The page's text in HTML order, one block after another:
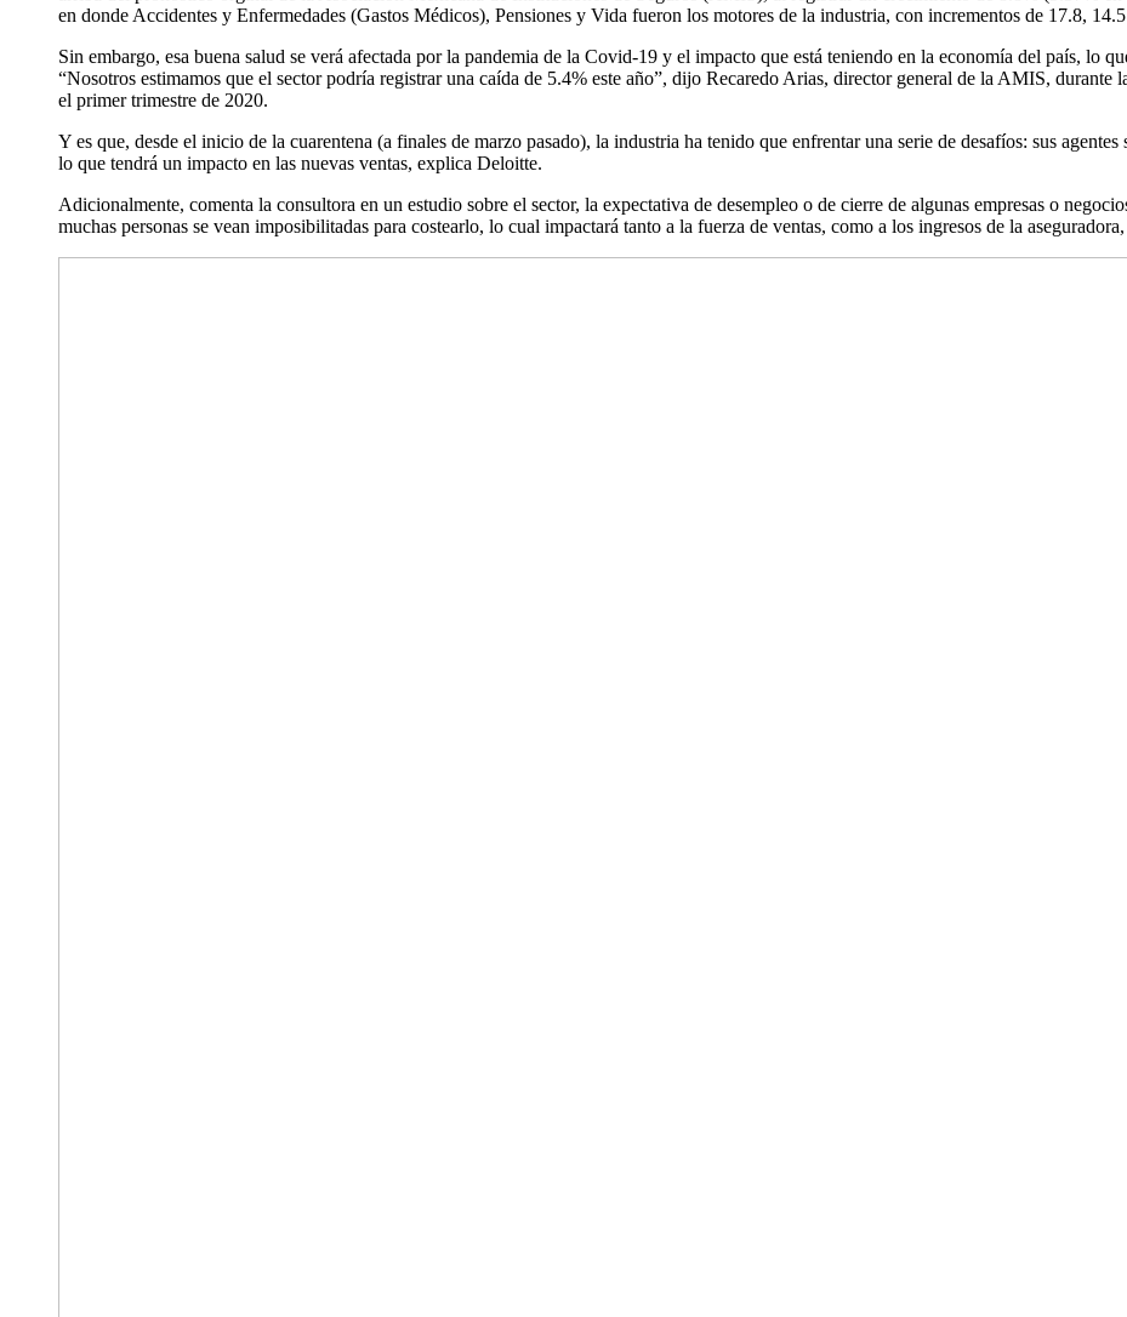
en donde Accidentes y Enfermedades (Gastos Médicos), Pensiones y Vida fueron los motores de la industria, con incrementos de 17.8,
Sin embargo, esa buena salud se verá afectada por la pandemia de la Covid-19 y el impacto que está teniendo en la economía del país, lo
“Nosotros estimamos que el sector podría registrar una caída de 5.4% este año”, dijo Recaredo Arias, director general de la AMIS, durante
el primer trimestre de 2020.
Y es que, desde el inicio de la cuarentena (a finales de marzo pasado), la industria ha tenido que enfrentar una serie de desafíos: sus
lo que tendrá un impacto en las nuevas ventas, explica Deloitte.
Adicionalmente, comenta la consultora en un estudio sobre el sector, la expectativa de desempleo o de cierre de algunas empresas o
muchas personas se vean imposibilitadas para costearlo, lo cual impactará tanto a la fuerza de ventas, como a los ingresos de la